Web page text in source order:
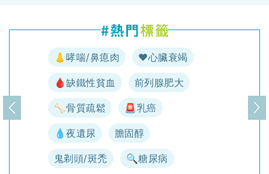
👃哮喘/鼻瘜肉 ♥️心臟衰竭
🩸缺鐵性貧血 前列腺肥大
🦴骨質疏鬆 🚨乳癌
💧夜遺尿 膽固醇
鬼剃頭/斑禿 🔍糖尿病
上一頁 下